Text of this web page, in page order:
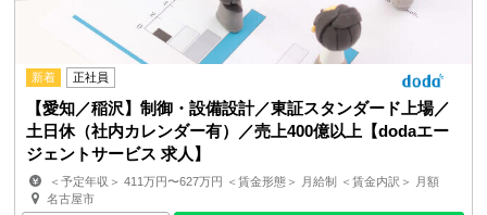
新着 正社員
【愛知／稲沢】制御・設備設計／東証スタンダード上場／
土日休（社内カレンダー有）／売上400億以上【dodaエー
ジェントサービス 求人】
＜予定年収＞ 411万円〜627万円 ＜賃金形態＞ 月給制 ＜賃金内訳＞ 月額
（基本給）：231,700円〜353,200円 ＜月給＞ 2...
名古屋市